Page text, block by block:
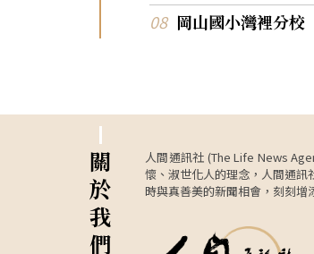
岡山國小灣裡分
關
於
我
們
人間通訊社 (The Life News
懷、淑世化人的理念，人間通
時與真善美的新聞相會，刻刻增